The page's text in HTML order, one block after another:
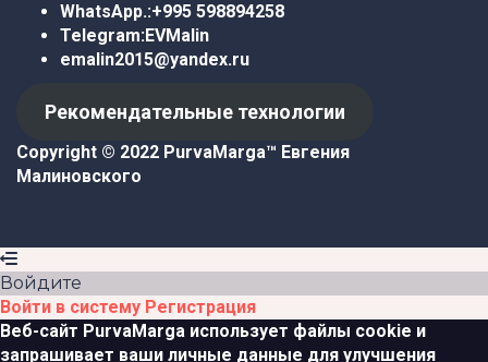
WhatsApp.:+995 598894258
Telegram:EVMalin
emalin2015@yandex.ru
Рекомендательные технологии
Copyright © 2022 PurvaMarga™ Евгения
Малиновского
Войдите
Войти в систему Регистрация
Веб-сайт PurvaMarga использует файлы cookie и
запрашивает ваши личные данные для улучшения